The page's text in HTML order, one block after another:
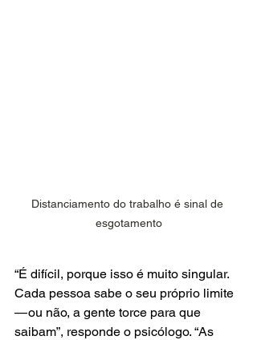
Distanciamento do trabalho é sinal de
esgotamento
“É difícil, porque isso é muito singular.
Cada pessoa sabe o seu próprio limite
— ou não, a gente torce para que
saibam”, responde o psicólogo. “As